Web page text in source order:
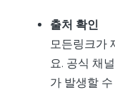
출처 확인
모든링크가
요. 공식 채
가 발생할